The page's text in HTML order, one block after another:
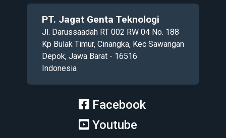
PT. Jagat Genta Teknologi
Jl. Darussaadah RT 002 RW 04 No. 188
Kp Bulak Timur, Cinangka, Kec Sawangan
Depok, Jawa Barat - 16516
Indonesia
Facebook
Youtube